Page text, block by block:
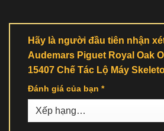
Hãy là người đầu tiên nhận
Audemars Piguet Royal Oak
15407 Chế Tác Lộ Máy
Đánh giá của bạn *